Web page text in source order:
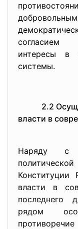
согласием
интересы в
системы.
2.2
власти в
Наряду с
Конституции
власти в
последнего
рядом